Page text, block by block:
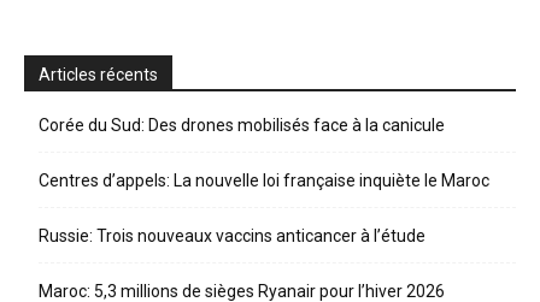
Articles récents
Corée du Sud: Des drones mobilisés face à la canicule
Centres d’appels: La nouvelle loi française inquiète le Maroc
Russie: Trois nouveaux vaccins anticancer à l’étude
Maroc: 5,3 millions de sièges Ryanair pour l’hiver 2026